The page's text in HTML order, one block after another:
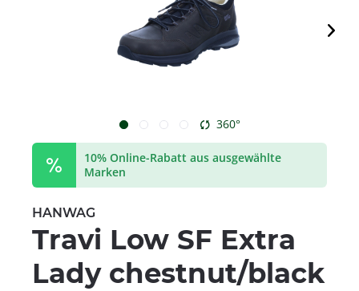
360°
10% Online-Rabatt aus ausgewählte
Marken
HANWAG
Travi Low SF Extra
Lady chestnut/black